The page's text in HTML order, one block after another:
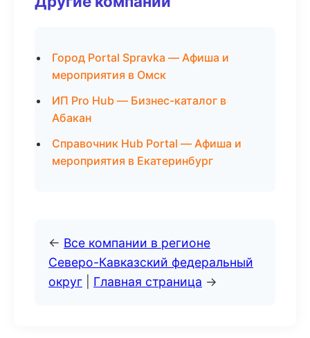
Город Portal Spravka — Афиша и
мероприятия в Омск
ИП Pro Hub — Бизнес-каталог в
Абакан
Справочник Hub Portal — Афиша и
мероприятия в Екатеринбург
← Все компании в регионе
Северо-Кавказский федеральный
округ
Главная страница →